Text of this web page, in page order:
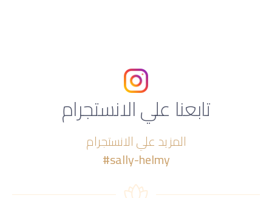
تابعنا علي الانستجرام
المزيد علي الانستجرام
#sally-helmy